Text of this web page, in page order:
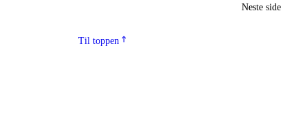
Neste side
Til toppen